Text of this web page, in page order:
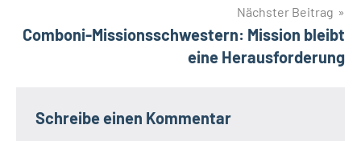
Nächster Beitrag
Comboni-Missionsschwestern: Mission bleibt
eine Herausforderung
Schreibe einen Kommentar